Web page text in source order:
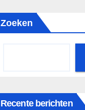
Zoeken
Recente berichten